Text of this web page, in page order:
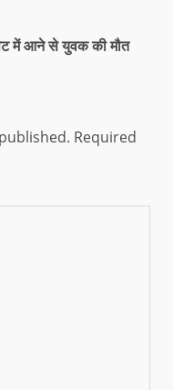
में आने से युवक की मौत
Required